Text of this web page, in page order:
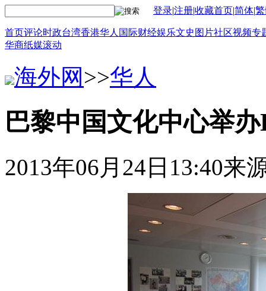
登录|注册|收藏首页|简体|
首页评论时政台湾香港华人 国际财经娱乐文史 图片社区视频专
华商纸媒滚动
海外网 >>华人
巴黎中国文化中心举
2013年06月24日13:40来